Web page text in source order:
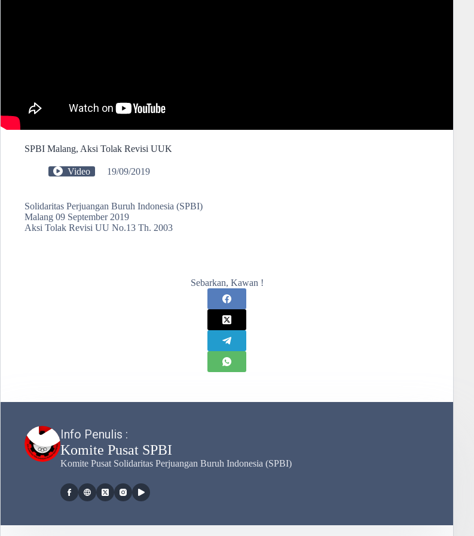
SPBI Malang, Aksi Tolak Revisi UUK
Video 19/09/2019
Solidaritas Perjuangan Buruh Indonesia (SPBI)
Malang 09 September 2019
Aksi Tolak Revisi UU No.13 Th. 2003
Sebarkan, Kawan !
Komite Pusat SPBI
Komite Pusat Solidaritas Perjuangan Buruh Indonesia (SPBI)